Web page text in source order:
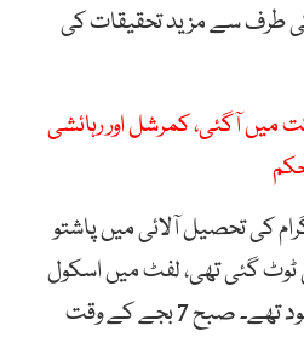
طرف سے مزید تحقیقات کی
میں آگئی، کمرشل اور رہائشی
کی تحصیل آلائی میں پاشتو
گئی تھی، لفٹ میں اسکول
کے 8 بچے اور 2 اساتذہ موجود تھے۔ صبح 7 بجے کے وقت